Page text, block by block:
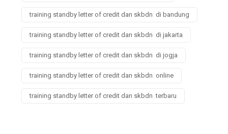
training standby letter of credit dan skbdn di bandung
training standby letter of credit dan skbdn di jakarta
training standby letter of credit dan skbdn di jogja
training standby letter of credit dan skbdn online
training standby letter of credit dan skbdn terbaru